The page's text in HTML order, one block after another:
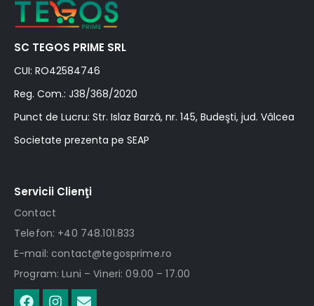
SC TEGOS PRIME SRL
CUI: RO42584746
Reg. Com.: J38/368/2020
Punct de Lucru: Str. Islaz Barză, nr. 145, Budeşti, jud. Vâlcea
Societate prezenta pe SEAP
Servicii Clienţi
Contact
Telefon: +40 748.101.833
E-mail: contact@tegosprime.ro
Program: Luni – Vineri: 09.00 – 17.00